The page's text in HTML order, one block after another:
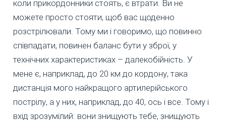
коли прикордонники стоять, є втрати. Ви не
можете просто стояти, щоб вас щоденно
розстрілювали. Тому ми і говоримо, що повинно
співпадати, повинен баланс бути у зброї, у
технічних характеристиках – далекобійність. У
мене є, наприклад, до 20 км до кордону, така
дистанція мого найкращого артилерійського
пострілу, а у них, наприклад, до 40, ось і все. Тому і
вхід зрозумілий: вони знищують тебе, знищують